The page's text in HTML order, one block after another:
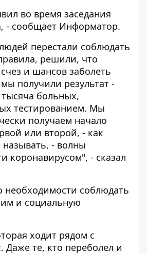
во время заседания
- сообщает Информатор.
перестали соблюдать
решили, что
и шансов заболеть
получили результат -
больных,
тестированием. Мы
получаем начало
или второй, - как
- волны
коронавирусом", - сказал
соблюдать
и социальную
ходит рядом с
Даже те, кто переболел и